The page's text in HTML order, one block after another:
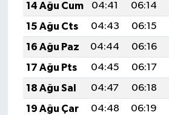
14 Ağu Cum
04:41 06:14
15 Ağu Cts
04:43 06:15
16 Ağu Paz
04:44 06:16
17 Ağu Pts
04:45 06:17
18 Ağu Sal
04:47 06:18
19 Ağu Çar
04:48 06:19